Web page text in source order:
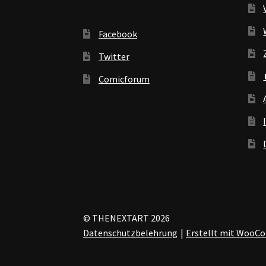
Facebook
Twitter
Comicforum
© THENEXTART 2026
Datenschutzbelehrung
Erstellt mit